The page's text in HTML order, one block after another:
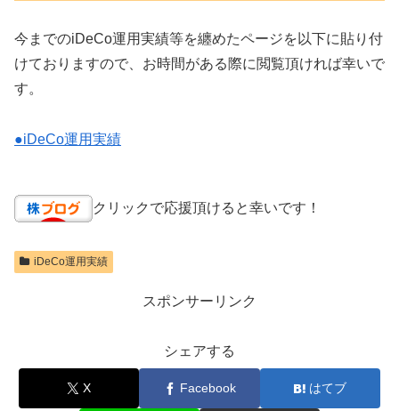
今までのiDeCo運用実績等を纏めたページを以下に貼り付
けておりますので、お時間がある際に閲覧頂ければ幸いで
す。
●iDeCo運用実績
クリックで応援頂けると幸いです！
iDeCo運用実績
スポンサーリンク
シェアする
X Facebook はてブ